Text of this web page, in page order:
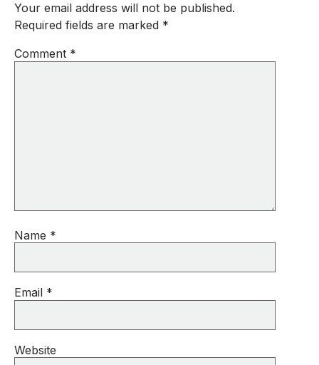
Your email address will not be published.
Required fields are marked *
Comment *
Name *
Email *
Website